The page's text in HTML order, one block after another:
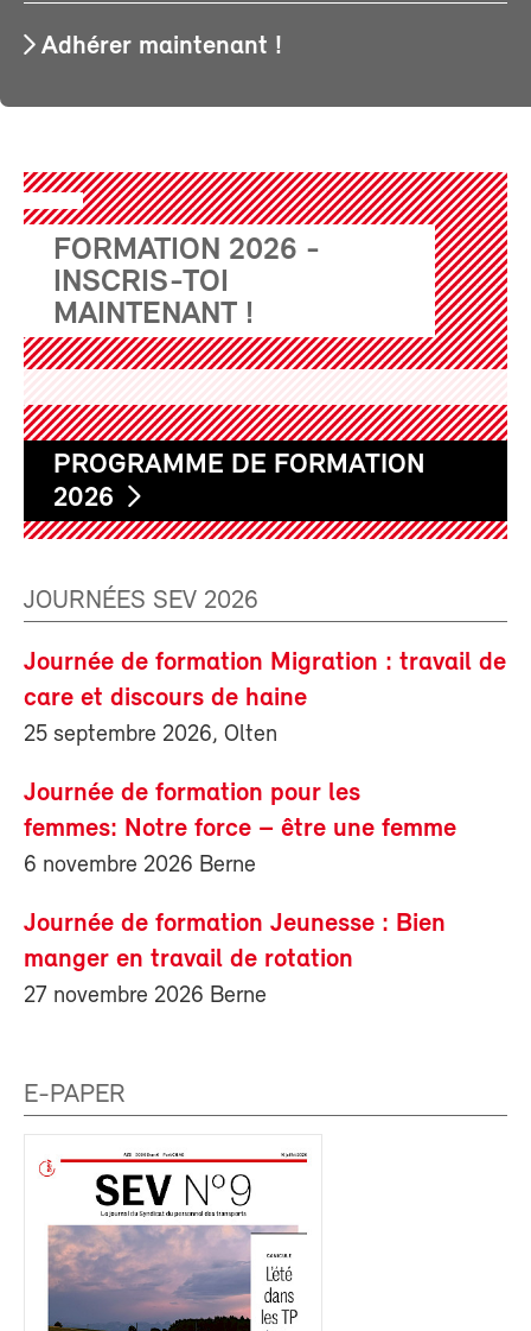
Adhérer maintenant !
FORMATION 2026 -
INSCRIS-TOI
MAINTENANT !
PROGRAMME DE FORMATION
2026
JOURNÉES SEV 2026
Journée de formation Migration : travail de
care et discours de haine
25 septembre 2026, Olten
Journée de formation pour les
femmes: Notre force – être une femme
6 novembre 2026 Berne
Journée de formation Jeunesse : Bien
manger en travail de rotation
27 novembre 2026 Berne
E-PAPER